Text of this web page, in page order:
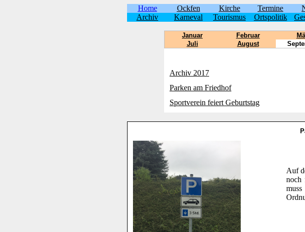
Home Ockfen Kirche Termine
Archiv
Karneval Tourismus Ortspolitik
Januar Februar
Juli
August
Archiv 2017
Parken am Friedhof
Sportverein feiert Geburtstag
Auf
noch